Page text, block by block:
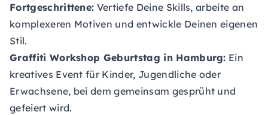
Fortgeschrittene: Vertiefe Deine Skills, arbeite an
komplexeren Motiven und entwickle Deinen eigenen
Stil.
Graffiti Workshop Geburtstag in Hamburg: Ein
kreatives Event für Kinder, Jugendliche oder
Erwachsene, bei dem gemeinsam gesprüht und
gefeiert wird.